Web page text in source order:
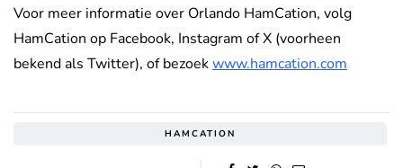
Voor meer informatie over Orlando HamCation, volg
HamCation op Facebook, Instagram of X (voorheen
bekend als Twitter), of bezoekwww.hamcation.com
HAMCATION